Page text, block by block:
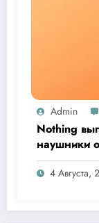
Admin
Nothing
наушники
Clip Pro
4 Августа,